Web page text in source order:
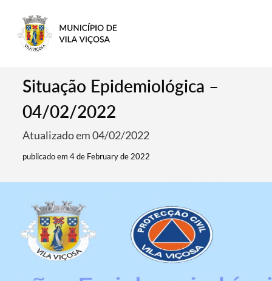
Situação Epidemiológica –
04/02/2022
Atualizado em 04/02/2022
publicado em 4 de February de 2022